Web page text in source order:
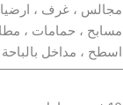
مجالس ، غرف ،
مسابح ، حمامات ،
اسطح ، مداخل بالباحة